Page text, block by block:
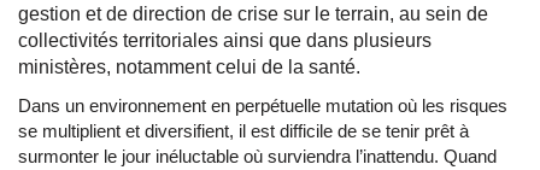
gestion et de direction de crise sur le terrain, au sein de
collectivités territoriales ainsi que dans plusieurs
ministères, notamment celui de la santé.
Dans un environnement en perpétuelle mutation où les risques
se multiplient et diversifient, il est difficile de se tenir prêt à
surmonter le jour inéluctable où surviendra l’inattendu. Quand